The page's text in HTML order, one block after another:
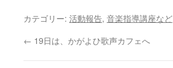
カテゴリー: 活動報告, 音楽指導講座など
← 19日は、かがよひ歌声カフェへ